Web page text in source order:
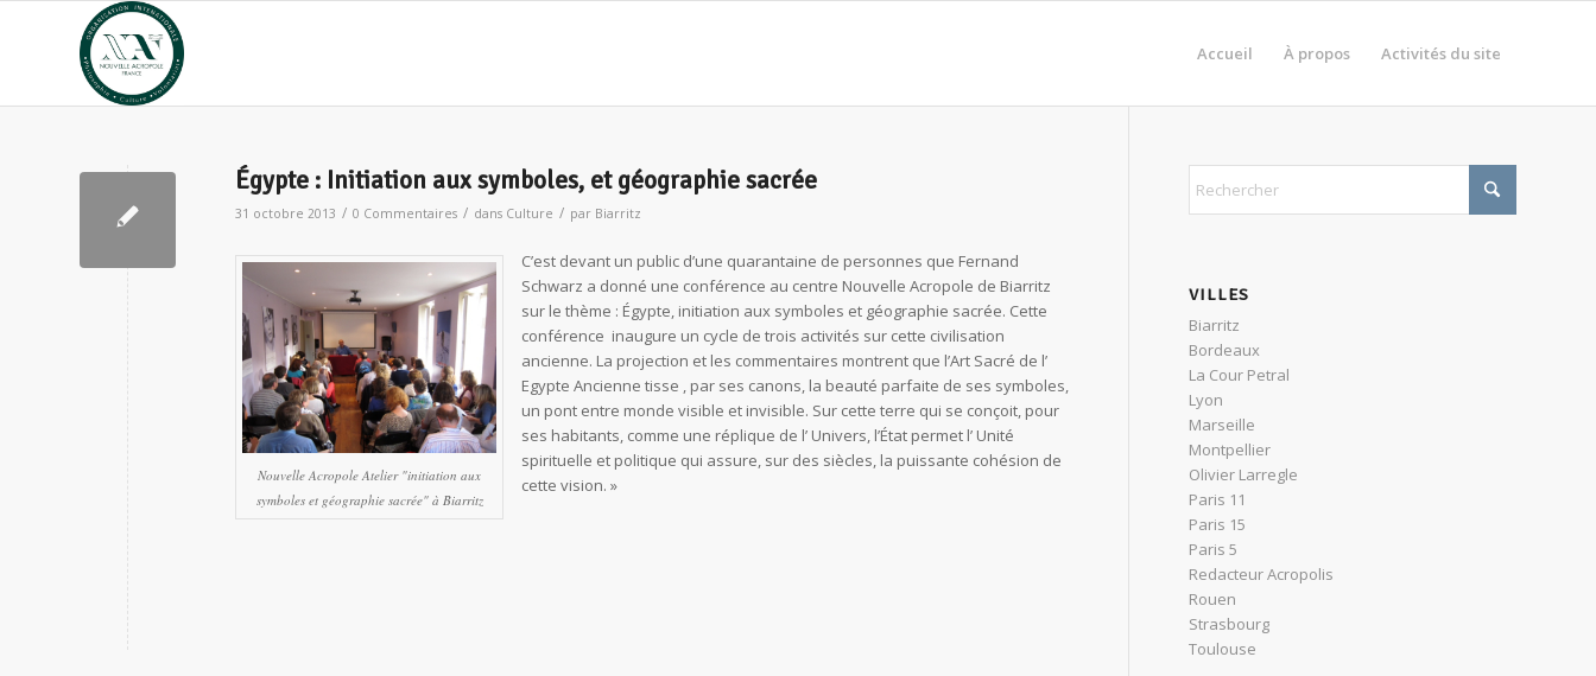
Accueil À propos Activités du site
Égypte : Initiation aux symboles, et géographie sacrée
31 octobre 2013 / 0 Commentaires / dans Culture / par Biarritz
Nouvelle Acropole Atelier "initiation aux
symboles et géographie sacrée" à Biarritz
C’est devant un public d’une quarantaine de personnes que Fernand
Schwarz a donné une conférence au centre Nouvelle Acropole de Biarritz
sur le thème : Égypte, initiation aux symboles et géographie sacrée. Cette
conférence inaugure un cycle de trois activités sur cette civilisation
ancienne. La projection et les commentaires montrent que l’Art Sacré de l’
Egypte Ancienne tisse , par ses canons, la beauté parfaite de ses symboles,
un pont entre monde visible et invisible. Sur cette terre qui se conçoit, pour
ses habitants, comme une réplique de l’ Univers, l’État permet l’ Unité
spirituelle et politique qui assure, sur des siècles, la puissante cohésion de
cette vision. »
VILLES
Biarritz
Bordeaux
La Cour Petral
Lyon
Marseille
Montpellier
Olivier Larregle
Paris 11
Paris 15
Paris 5
Redacteur Acropolis
Rouen
Strasbourg
Toulouse